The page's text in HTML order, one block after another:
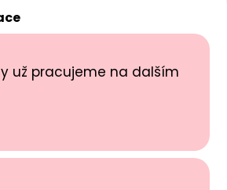
už pracujeme na dalším